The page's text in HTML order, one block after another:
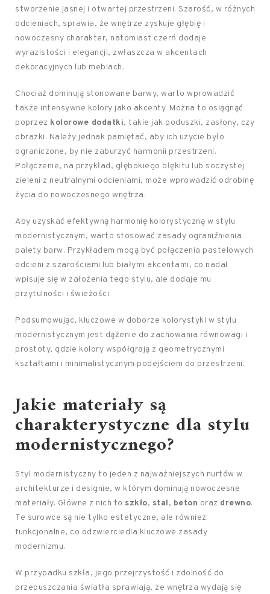
stworzenie jasnej i otwartej przestrzeni. Szarość, w różnych
odcieniach, sprawia, że wnętrze zyskuje głębię i
nowoczesny charakter, natomiast czerń dodaje
wyrazistości i elegancji, zwłaszcza w akcentach
dekoracyjnych lub meblach.
Chociaż dominują stonowane barwy, warto wprowadzić
także intensywne kolory jako akcenty. Można to osiągnąć
poprzez kolorowe dodatki, takie jak poduszki, zasłony, czy
obrazki. Należy jednak pamiętać, aby ich użycie było
ograniczone, by nie zaburzyć harmonii przestrzeni.
Połączenie, na przykład, głębokiego błękitu lub soczystej
zieleni z neutralnymi odcieniami, może wprowadzić odrobinę
życia do nowoczesnego wnętrza.
Aby uzyskać efektywną harmonię kolorystyczną w stylu
modernistycznym, warto stosować zasady ograniźnienia
palety barw. Przykładem mogą być połączenia pastelowych
odcieni z szarościami lub białymi akcentami, co nadal
wpisuje się w założenia tego stylu, ale dodaje mu
przytulności i świeżości.
Podsumowując, kluczowe w doborze kolorystyki w stylu
modernistycznym jest dążenie do zachowania równowagi i
prostoty, gdzie kolory współgrają z geometrycznymi
kształtami i minimalistycznym podejściem do przestrzeni.
Jakie materiały są
charakterystyczne dla stylu
modernistycznego?
Styl modernistyczny to jeden z najważniejszych nurtów w
architekturze i designie, w którym dominują nowoczesne
materiały. Główne z nich to szkło, stal, beton oraz drewno.
Te surowce są nie tylko estetyczne, ale również
funkcjonalne, co odzwierciedla kluczowe zasady
modernizmu.
W przypadku szkła, jego przejrzystość i zdolność do
przepuszczania światła sprawiają, że wnętrza wydają się